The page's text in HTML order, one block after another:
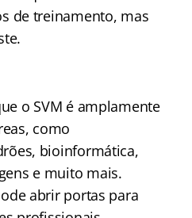
de treinamento, mas
o SVM é amplamente
como
bioinformática,
e muito mais.
abrir portas para